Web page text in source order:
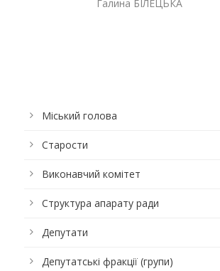
Галина БІЛЕЦЬКА
Міський голова
Старости
Виконавчий комітет
Структура апарату ради
Депутати
Депутатські фракції (групи)